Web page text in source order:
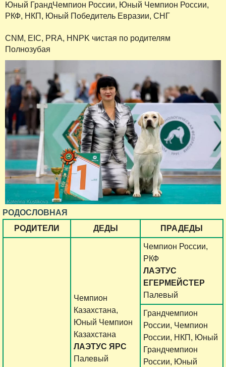
Юный ГрандЧемпион России, Юный Чемпион России,
РКФ, НКП, Юный Победитель Евразии, СНГ
CNM, EIC, PRA, HNPK чистая по родителям
Полнозубая
РОДОСЛОВНАЯ
РОДИТЕЛИ
ДЕДЫ ПРАДЕДЫ
Чемпион
Казахстана,
Юный Чемпион
Казахстана
ЛАЭТУС ЯРС
Палевый
Чемпион России,
РКФ
ЛАЭТУС
ЕГЕРМЕЙСТЕР
Палевый
Грандчемпион
России, Чемпион
России, НКП, Юный
Грандчемпион
России, Юный